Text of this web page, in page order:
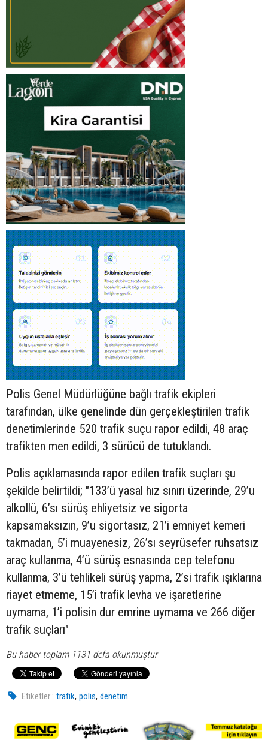
Polis Genel Müdürlüğüne bağlı trafik ekipleri
tarafından, ülke genelinde dün gerçekleştirilen trafik
denetimlerinde 520 trafik suçu rapor edildi, 48 araç
trafikten men edildi, 3 sürücü de tutuklandı.
Polis açıklamasında rapor edilen trafik suçları şu
şekilde belirtildi; "133’ü yasal hız sınırı üzerinde, 29’u
alkollü, 6’sı sürüş ehliyetsiz ve sigorta
kapsamaksızın, 9’u sigortasız, 21’i emniyet kemeri
takmadan, 5’i muayenesiz, 26’sı seyrüsefer ruhsatsız
araç kullanma, 4’ü sürüş esnasında cep telefonu
kullanma, 3’ü tehlikeli sürüş yapma, 2’si trafik ışıklarına
riayet etmeme, 15’i trafik levha ve işaretlerine
uymama, 1’i polisin dur emrine uymama ve 266 diğer
trafik suçları"
Bu haber toplam 1131 defa okunmuştur
Etiketler : trafik,polis,denetim